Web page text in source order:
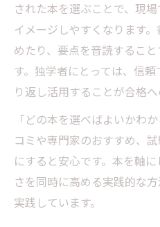
された本を選ぶことで、現
イメージしやすくなります
めたり、要点を音読するこ
す。独学者にとっては、信
り返し活用することが合格へ
「どの本を選べばよいかわ
コミや専門家のおすすめ、
にすると安心です。本を軸
さを同時に高める実践的な
実践しています。